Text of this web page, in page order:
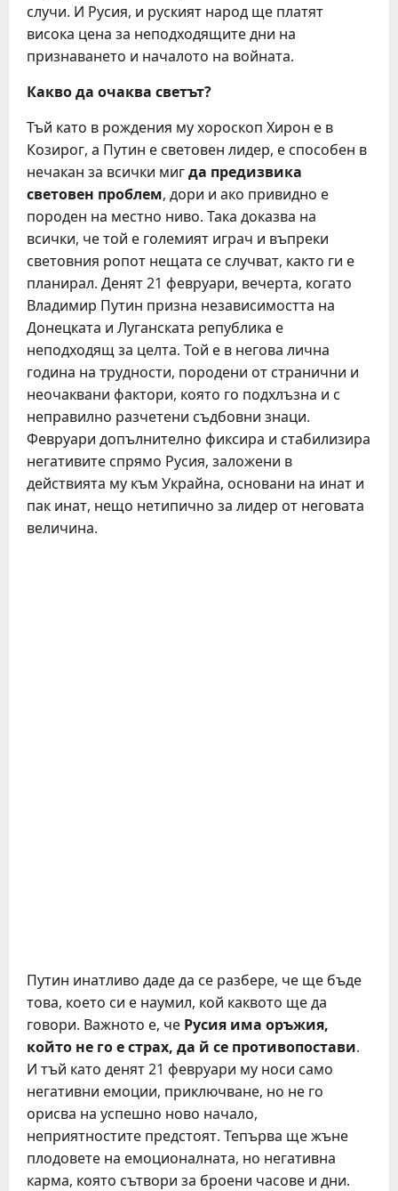
случи. И Русия, и руският народ ще платят
висока цена за неподходящите дни на
признаването и началото на войната.
Какво да очаква светът?
Тъй като в рождения му хороскоп Хирон е в
Козирог, а Путин е световен лидер, е способен в
нечакан за всички мигда предизвика
световен проблем, дори и ако привидно е
породен на местно ниво. Така доказва на
всички, че той е големият играч и въпреки
световния ропот нещата се случват, както ги е
планирал. Денят 21 февруари, вечерта, когато
Владимир Путин призна независимостта на
Донецката и Луганската република е
неподходящ за целта. Той е в негова лична
година на трудности, породени от странични и
неочаквани фактори, която го подхлъзна и с
неправилно разчетени съдбовни знаци.
Февруари допълнително фиксира и стабилизира
негативите спрямо Русия, заложени в
действията му към Украйна, основани на инат и
пак инат, нещо нетипично за лидер от неговата
величина.
Путин инатливо даде да се разбере, че ще бъде
това, което си е наумил, кой каквото ще да
говори. Важното е, че Русия има оръжия,
който не го е страх, да й се противопостави.
И тъй като денят 21 февруари му носи само
негативни емоции, приключване, но не го
орисва на успешно ново начало,
неприятностите предстоят. Тепърва ще жъне
плодовете на емоционалната, но негативна
карма, която сътвори за броени часове и дни.